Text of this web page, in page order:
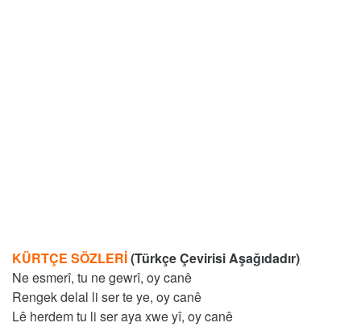
KÜRTÇE SÖZLERİ(Türkçe Çevirisi Aşağıdadır)
Ne esmerî, tu ne gewrî, oy canê
Rengek delal li ser te ye, oy canê
Lê herdem tu li ser aya xwe yî, oy canê